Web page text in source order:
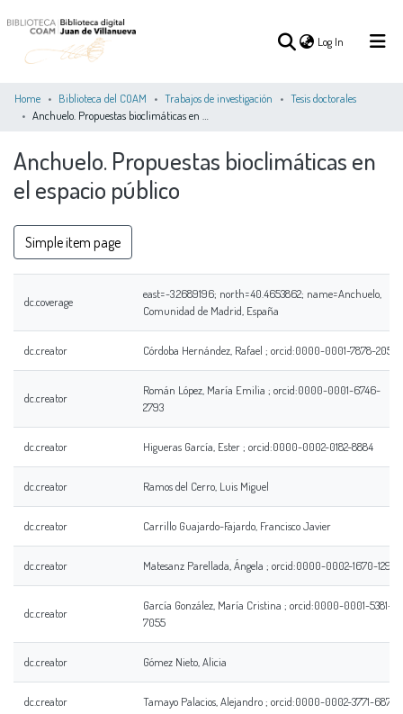
Log In (current)
ALL OF DSPACE
STATISTICS
Home Biblioteca del COAM Trabajos de investigación
Tesis doctorales
Anchuelo. Propuestas bioclimáticas en
el espacio público
Simple item page
dc.coverage
east=-3.2689196; north=40.4653862; name=Anchuelo,
Comunidad de Madrid, España
dc.creator Córdoba Hernández, Rafael ; orcid:0000-0001-7878-2055
dc.creator
Román López, María Emilia ; orcid:0000-0001-6746-
2793
dc.creator Higueras García, Ester ; orcid:0000-0002-0182-8884
dc.creator Ramos del Cerro, Luis Miguel
dc.creator Carrillo Guajardo-Fajardo, Francisco Javier
dc.creator Matesanz Parellada, Ángela ; orcid:0000-0002-1670-1296
dc.creator
García González, María Cristina ; orcid:0000-0001-5381-
7055
dc.creator Gómez Nieto, Alicia
dc.creator Tamayo Palacios, Alejandro ; orcid:0000-0002-3771-6876